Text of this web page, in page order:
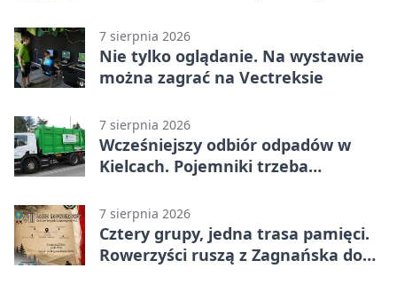
7 sierpnia 2026
Nie tylko oglądanie. Na wystawie
można zagrać na Vectreksie
7 sierpnia 2026
Wcześniejszy odbiór odpadów w
Kielcach. Pojemniki trzeba
7 sierpnia 2026
Cztery grupy, jedna trasa pamięci.
Rowerzyści ruszą z Zagnańska do